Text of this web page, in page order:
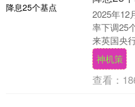
2025年12
率下调25
来英国央
英国央行
神机策
查看：